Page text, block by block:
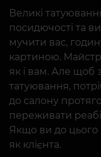
Великі
посидючості та
мучити вас,
картиною.
як і вам. Але
татуювання,
до салону
переживати
Якщо ви до цього
як клієнта.